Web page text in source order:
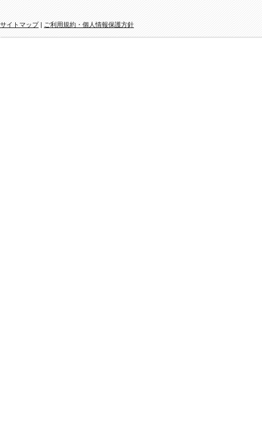
サイトマップ| ご利用規約・個人情報保護方針